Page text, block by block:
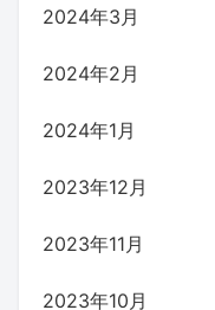
2024年3月
2024年2月
2024年1月
2023年12月
2023年11月
2023年10月